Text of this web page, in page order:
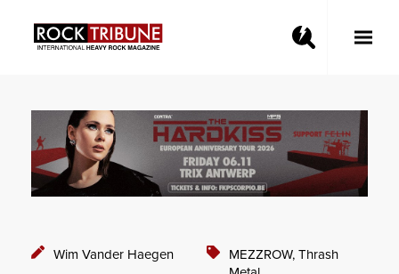
Toggle
Wim Vander Haegen
MEZZROW, Thrash